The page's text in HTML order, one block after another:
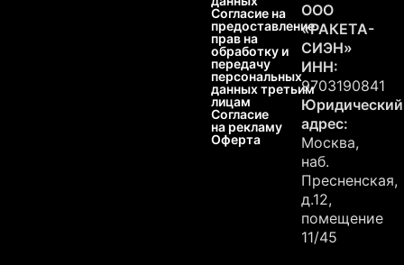
Согласие на
предоставление
прав на
обработку и
передачу
персональных
данных третьим
лицам
Согласие
на рекламу
Оферта
ООО
«РАКЕТА-
СИЭН»
ИНН:
9703190841
Юридический
адрес:
Москва,
наб.
Пресненская,
д.12,
помещение
11/45